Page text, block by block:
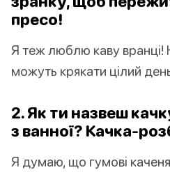
пресо!
Я теж люблю каву вранці!
можуть крякати цілий
2. Як ти назвеш
з ванної? Качка-
Я думаю, що гумові